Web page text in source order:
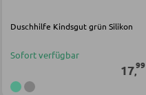
Nachttische
Doppelbetten
Duschhilfe Kindsgut grün Silikon
Sofort verfügbar
17,99